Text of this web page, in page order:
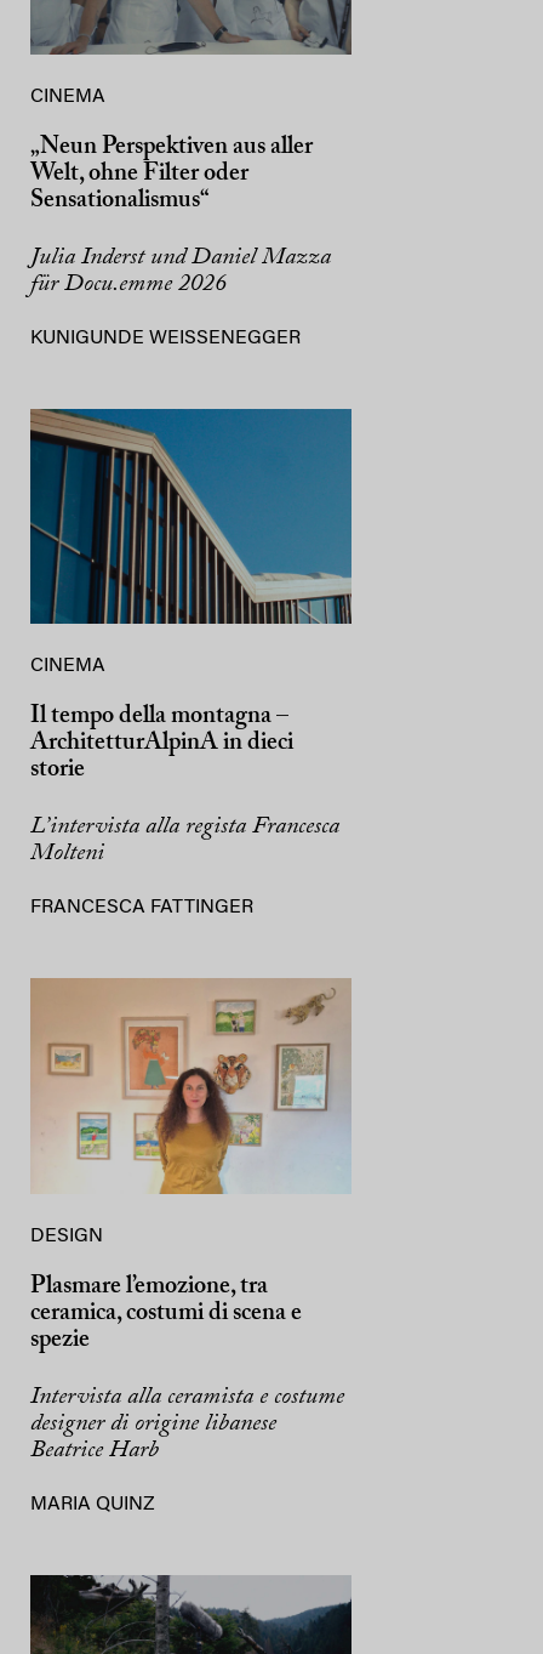
CINEMA
„Neun Perspektiven aus aller
Welt, ohne Filter oder
Sensationalismus“
Julia Inderst und Daniel Mazza
für Docu.emme 2026
KUNIGUNDE WEISSENEGGER
CINEMA
Il tempo della montagna –
ArchitetturAlpinA in dieci
storie
L’intervista alla regista Francesca
Molteni
FRANCESCA FATTINGER
DESIGN
Plasmare l’emozione, tra
ceramica, costumi di scena e
spezie
Intervista alla ceramista e costume
designer di origine libanese
Beatrice Harb
MARIA QUINZ